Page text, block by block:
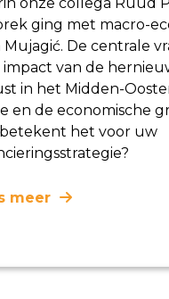
ging met macro-
Mujagić. De centrale
impact van de
in het Midden-
en de economische
het voor uw
meer